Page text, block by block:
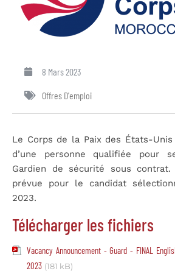
8 Mars 2023
Offres D'emploi
Le Corps de la Paix des États-
d’une personne qualifiée pour
Gardien de sécurité sous
prévue pour le candidat
2023.
Télécharger les fichiers
Vacancy Announcement - Guard - FINAL
2023 (181 kB)